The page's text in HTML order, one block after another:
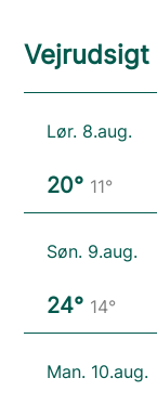
Vejrudsigt
Lør. 8.aug.
20° 11°
Søn. 9.aug.
24° 14°
Man. 10.aug.